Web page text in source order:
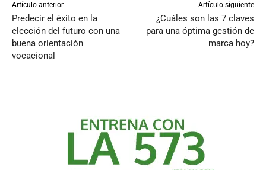
Artículo anterior
Predecir el éxito en la
elección del futuro con una
buena orientación
vocacional
Artículo siguiente
¿Cuáles son las 7 claves
para una óptima gestión de
marca hoy?